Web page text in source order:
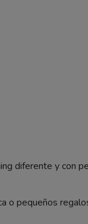
diferente y con
o pequeños